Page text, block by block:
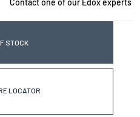
Contact one of our Edox experts
STOCK
LOCATOR